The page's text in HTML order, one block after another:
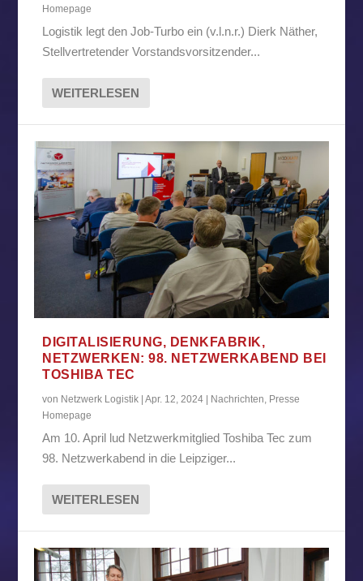
Homepage
Logistik legt den Job-Turbo ein (v.l.n.r.) Dierk Näther,
Stellvertretender Vorstandsvorsitzender...
WEITERLESEN
DIGITALISIERUNG, DENKFABRIK,
NETZWERKEN: 98. NETZWERKABEND BEI
TOSHIBA TEC
von Netzwerk Logistik |Apr. 12, 2024 | Nachrichten, Presse
Homepage
Am 10. April lud Netzwerkmitglied Toshiba Tec zum
98. Netzwerkabend in die Leipziger...
WEITERLESEN